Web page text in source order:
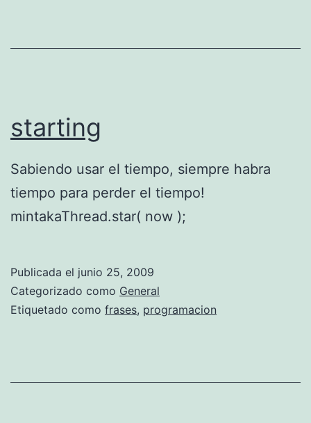
starting
Sabiendo usar el tiempo, siempre habra
tiempo para perder el tiempo!
mintakaThread.star( now );
Publicada el junio 25, 2009
Categorizado como General
Etiquetado como frases, programacion